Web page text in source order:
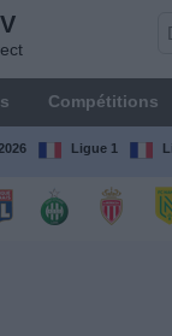
Compétitions
Ligue 1